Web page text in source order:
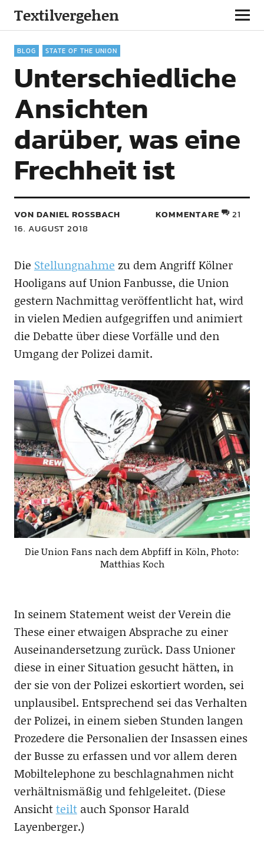
Textilvergehen
BLOG STATE OF THE UNION
Unterschiedliche
Ansichten
darüber, was eine
Frechheit ist
VON DANIEL ROSSBACH
16. AUGUST 2018
KOMMENTARE 21
Die Stellungnahme zu dem Angriff Kölner
Hooligans auf Union Fanbusse, die Union
gestern Nachmittag veröffentlicht hat, wird
in vielen Medien aufgegriffen und animiert
die Debatte über diese Vorfälle und den
Umgang der Polizei damit.
Die Union Fans nach dem Abpfiff in Köln, Photo:
Matthias Koch
In seinem Statement weist der Verein die
These einer etwaigen Absprache zu einer
Auseinandersetzung zurück. Dass Unioner
diese in einer Situation gesucht hätten, in
der sie von der Polizei eskortiert worden, sei
unplausibel. Entsprechend sei das Verhalten
der Polizei, in einem sieben Stunden langen
Prozedere die Personalien der Insassen eines
der Busse zu erfassen und vor allem deren
Mobiltelephone zu beschlagnahmen nicht
verhältnismäßig und fehlgeleitet. (Diese
Ansichtteiltauch Sponsor Harald
Layenberger.)